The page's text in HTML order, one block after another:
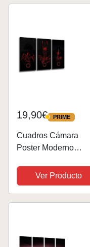
19,90€ PRIME
PRIME
Cuadros Cámara
Poster Moderno
los Anillos, Sauron,
x 62 cm, ref.
Ver Producto